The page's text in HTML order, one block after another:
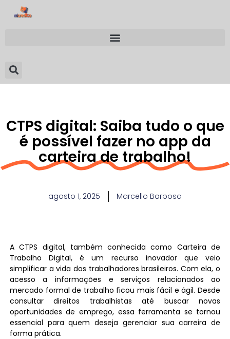
CTPS digital: Saiba tudo o que
é possível fazer no app da
carteira de trabalho!
agosto 1, 2025 Marcello Barbosa
A CTPS digital, também conhecida como Carteira de
Trabalho Digital, é um recurso inovador que veio
simplificar a vida dos trabalhadores brasileiros. Com ela, o
acesso a informações e serviços relacionados ao
mercado formal de trabalho ficou mais fácil e ágil. Desde
consultar direitos trabalhistas até buscar novas
oportunidades de emprego, essa ferramenta se tornou
essencial para quem deseja gerenciar sua carreira de
forma prática.